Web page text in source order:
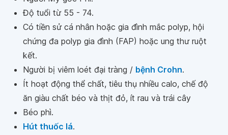
Độ tuổi từ 55 - 74.
Có tiền sử cá nhân hoặc gia đình mắc polyp, hội
chứng đa polyp gia đình (FAP) hoặc ung thư ruột
kết.
Người bị viêm loét đại tràng / bệnh Crohn.
Ít hoạt động thể chất, tiêu thụ nhiều calo, chế độ
ăn giàu chất béo và thịt đỏ, ít rau và trái cây
Béo phì.
Hút thuốc lá.